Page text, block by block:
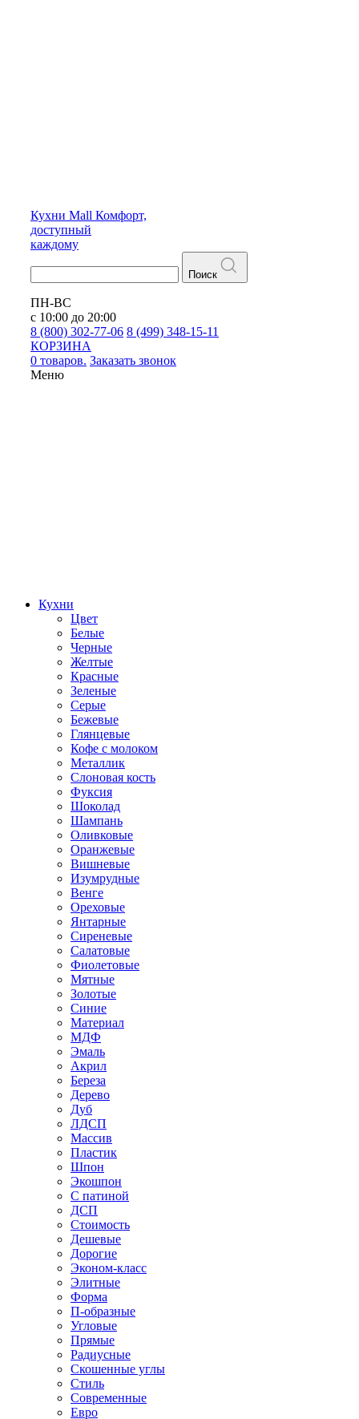
Кухни Mall Комфорт,
доступный
каждому
Поиск
ПН-ВС
с 10:00 до 20:00
8 (800) 302-77-06 8 (499) 348-15-11
КОРЗИНА
0 товаров. Заказать звонок
Меню
Кухни
Цвет
Белые
Черные
Желтые
Красные
Зеленые
Серые
Бежевые
Глянцевые
Кофе с молоком
Металлик
Слоновая кость
Фуксия
Шоколад
Шампань
Оливковые
Оранжевые
Вишневые
Изумрудные
Венге
Ореховые
Янтарные
Сиреневые
Салатовые
Фиолетовые
Мятные
Золотые
Синие
Материал
МДФ
Эмаль
Акрил
Береза
Дерево
Дуб
ЛДСП
Массив
Пластик
Шпон
Экошпон
С патиной
ДСП
Стоимость
Дешевые
Дорогие
Эконом-класс
Элитные
Форма
П-образные
Угловые
Прямые
Радиусные
Скошенные углы
Стиль
Современные
Евро